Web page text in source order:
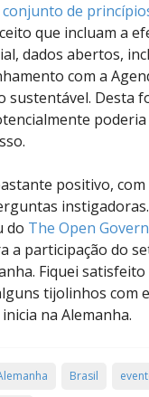
conjunto de
que incluam a
dados abertos,
com a
sustentável. Desta
positivo,
do The Open
a participação do
Fiquei
tijolinhos com
na Alemanha.
Brasil